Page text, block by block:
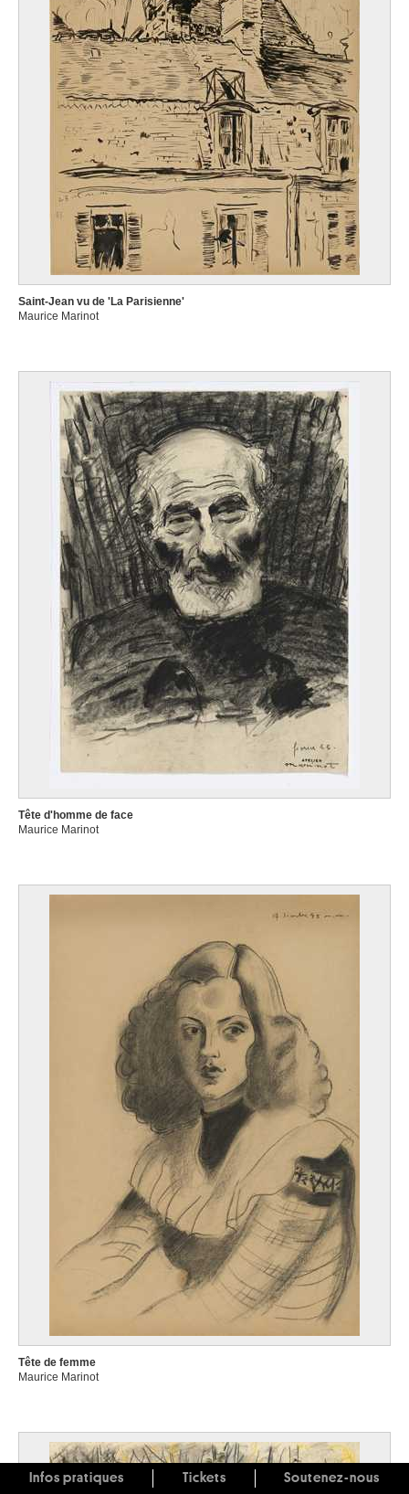
Saint-Jean vu de 'La Parisienne'
Maurice Marinot
Tête d'homme de face
Maurice Marinot
Tête de femme
Maurice Marinot
Infos pratiques Tickets Soutenez-nous